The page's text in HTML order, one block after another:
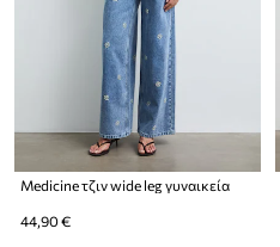
Medicine τζιν wide leg γυναικεία
44,90 €